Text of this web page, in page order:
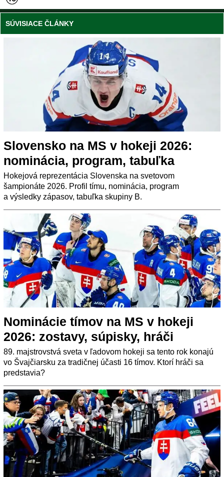
SÚVISIACE ČLÁNKY
Slovensko na MS v hokeji 2026:
nominácia, program, tabuľka
Hokejová reprezentácia Slovenska na svetovom
šampionáte 2026. Profil tímu, nominácia, program
a výsledky zápasov, tabuľka skupiny B.
Nominácie tímov na MS v hokeji
2026: zostavy, súpisky, hráči
89. majstrovstvá sveta v ľadovom hokeji sa tento rok konajú
vo Švajčiarsku za tradičnej účasti 16 tímov. Ktorí hráči sa
predstavia?